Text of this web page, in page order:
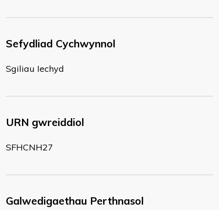
Sefydliad Cychwynnol
Sgiliau Iechyd
URN gwreiddiol
SFHCNH27
Galwedigaethau Perthnasol